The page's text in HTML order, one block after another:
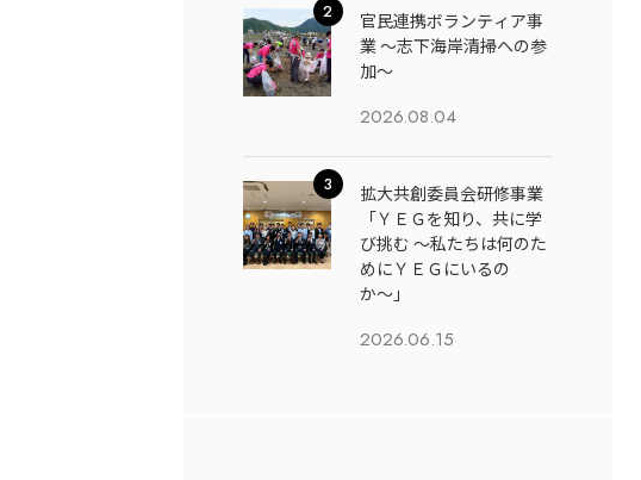
官民連携ボランティア事
業 ～志下海岸清掃への参
加～
2026.08.04
拡大共創委員会研修事業
「ＹＥＧを知り、共に学
び挑む 〜私たちは何のた
めにＹＥＧにいるの
か〜」
2026.06.15